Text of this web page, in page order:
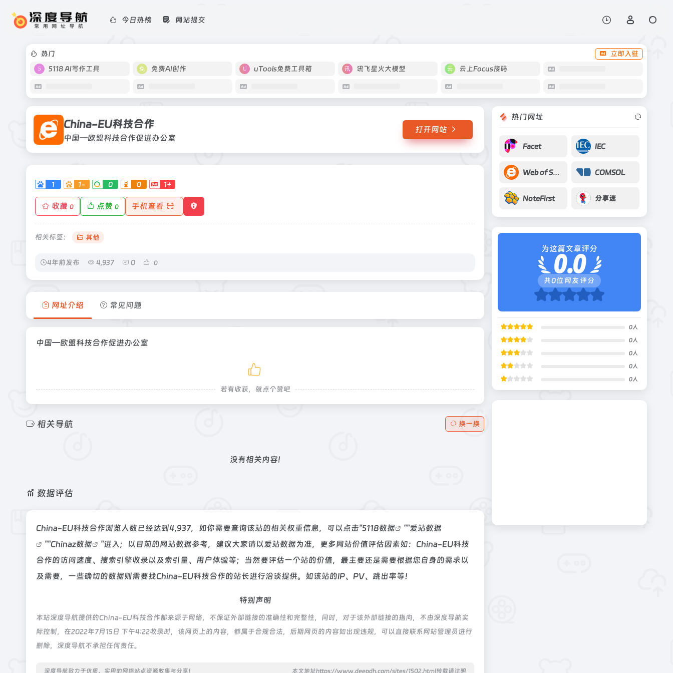
今日热榜 网站提交
热门
立即入驻
5118 AI写作工具
免费AI创作 uTools免费工具箱 讯飞星火大模型 云上Focus接码
China-EU科技合作
中国—欧盟科技合作促进办公室
打开网站
1 1- 0 0 1+
收藏 0 点赞 0 手机查看
相关标签： 其他
4年前发布 4,937 0 0
网址介绍 常见问题
中国—欧盟科技合作促进办公室
若有收获，就点个赞吧
相关导航 换一换
没有相关内容!
数据评估
China-EU科技合作浏览人数已经达到4,937，如你需要查询该站的相关权重信息，可以点击"5118数据 ""爱站数据
""Chinaz数据
"进入；以目前的网站数据参考，建议大家请以爱站数据为准，更多网站价值评估因素如：China-EU科技
合作的访问速度、搜索引擎收录以及索引量、用户体验等；当然要评估一个站的价值，最主要还是需要根据您自身的需求以
及需要，一些确切的数据则需要找China-EU科技合作的站长进行洽谈提供。如该站的IP、PV、跳出率等！
特别声明
本站深度导航提供的China-EU科技合作都来源于网络，不保证外部链接的准确性和完整性，同时，对于该外部链接的指向，不由深度导航实
际控制，在2022年7月15日 下午4:22收录时，该网页上的内容，都属于合规合法，后期网页的内容如出现违规，可以直接联系网站管理员进行
删除，深度导航不承担任何责任。
深度导航致力于优质、实用的网络站点资源收集与分享！ 本文地址https://www.deepdh.com/sites/1502.html转载请注明
热门网址
Facet IEC
Web of Science COMSOL
NoteFirst 分享迷
为这篇文章评分
0.0
共0位网友评分
0人
0人
0人
0人
0人